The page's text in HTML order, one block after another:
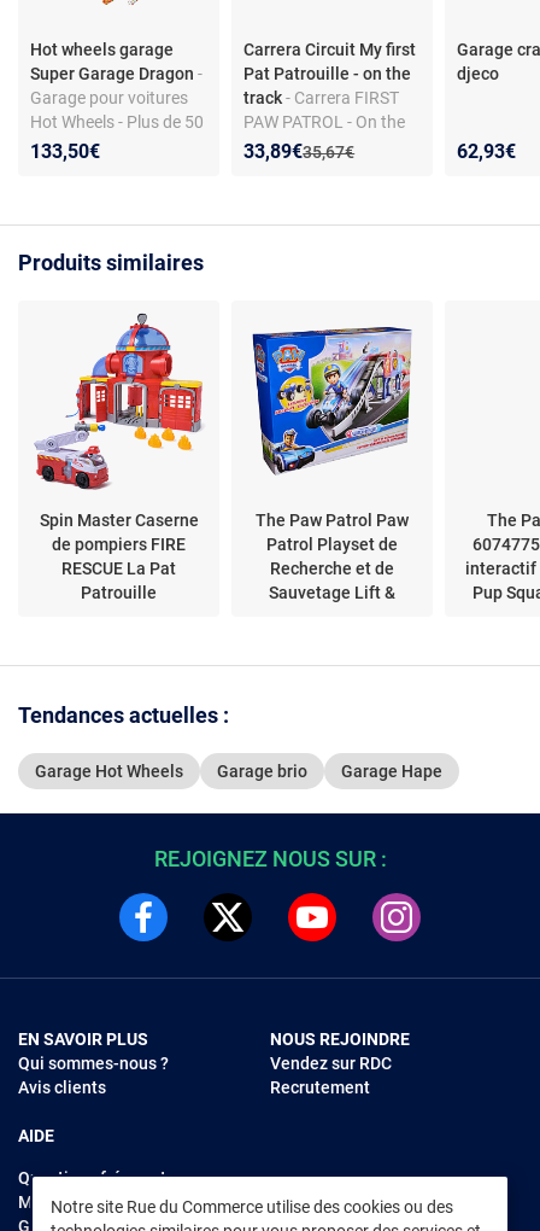
Hot wheels garage
Super Garage Dragon -
Garage pour voitures
Hot Wheels - Plus de 50
places - Ascenseur
133,50€
Carrera Circuit My first
Pat Patrouille - on the
track- Carrera FIRST
PAW PATROL - On the
Track : Coffret circuit
Ancien prix :
35,67€
Nouveau prix :
33,89€
Réduction de :
Garage
djeco
62,93€
Produits similaires
Spin Master Caserne
de pompiers FIRE
RESCUE La Pat
Patrouille
The Paw Patrol Paw
Patrol Playset de
Recherche et de
Sauvetage Lift &
The
interactif
Pup
Tendances actuelles :
Garage Hot Wheels Garage brio Garage Hape
Notre site Rue du Commerce utilise des cookies ou des
REJOIGNEZ NOUS SUR :
EN SAVOIR PLUS
Qui sommes-nous ?
Avis clients
AIDE
Questions fréquentes
Modes de règlements
Garantie et retours
NOUS REJOINDRE
Vendez sur RDC
Recrutement